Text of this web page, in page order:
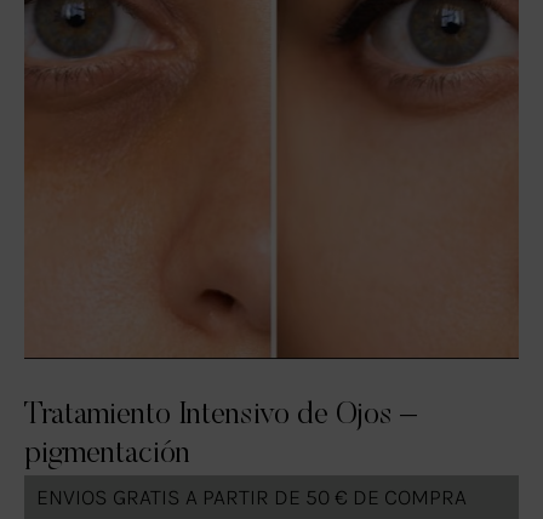
Tratamiento Intensivo de Ojos –
pigmentación
ENVIOS GRATIS A PARTIR DE 50 € DE COMPRA